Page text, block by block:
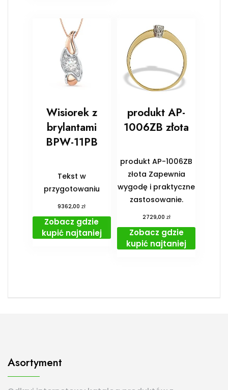
Wisiorek z
brylantami
BPW-11PB
Tekst w
przygotowaniu
9362,00zł
Zobacz gdzie
kupić najtaniej
produkt AP-
1006ZB złota
produkt AP-1006ZB
złota Zapewnia
wygodę i praktyczne
zastosowanie.
2729,00 zł
Zobacz gdzie
kupić najtaniej
Asortyment